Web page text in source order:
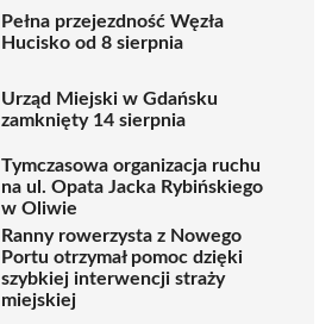
Pełna przejezdność Węzła
Hucisko od 8 sierpnia
Urząd Miejski w Gdańsku
zamknięty 14 sierpnia
Tymczasowa organizacja ruchu
na ul. Opata Jacka Rybińskiego
w Oliwie
Ranny rowerzysta z Nowego
Portu otrzymał pomoc dzięki
szybkiej interwencji straży
miejskiej